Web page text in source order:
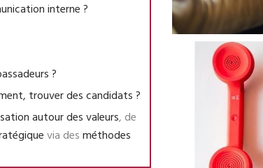
interne ?
?
trouver des candidats ?
autour des valeurs, de
via desméthodes